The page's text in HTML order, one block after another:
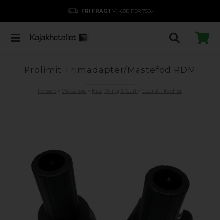
FRI FRAGT V. KØB FOR 750,-
Prolimit Trimadapter/Mastefod RDM